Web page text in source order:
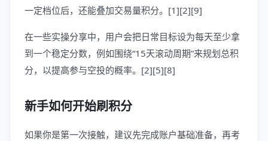
一定档位后，还能叠加交易量积分。[1][2][9]
在一些实操分享中，用户会把日常目标设为每天至少拿
到一个稳定分数，例如围绕“15天滚动周期”来规划总积
分，以提高参与空投的概率。[2][5][8]
新手如何开始刷积分
如果你是第一次接触，建议先完成账户基础准备，再考